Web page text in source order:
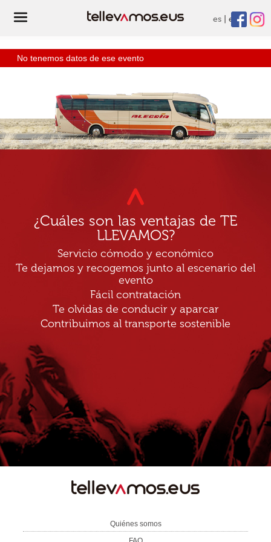
es eu
No tenemos datos de ese evento
¿Cuáles son las ventajas de TE
LLEVAMOS?
Servicio cómodo y económico
Te dejamos y recogemos junto al escenario del
evento
Fácil contratación
Te olvidas de conducir y aparcar
Contribuimos al transporte sostenible
Quiénes somos